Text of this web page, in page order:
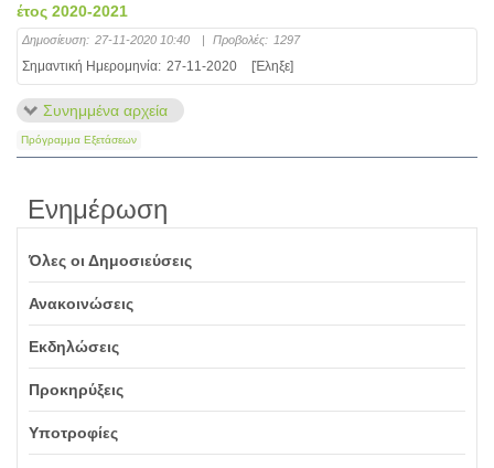
έτος 2020-2021
Δημοσίευση: 27-11-2020 10:40 | Προβολές: 1297
Σημαντική Ημερομηνία: 27-11-2020 [Έληξε]
Συνημμένα αρχεία
Πρόγραμμα Εξετάσεων
Ενημέρωση
Όλες οι Δημοσιεύσεις
Ανακοινώσεις
Εκδηλώσεις
Προκηρύξεις
Υποτροφίες